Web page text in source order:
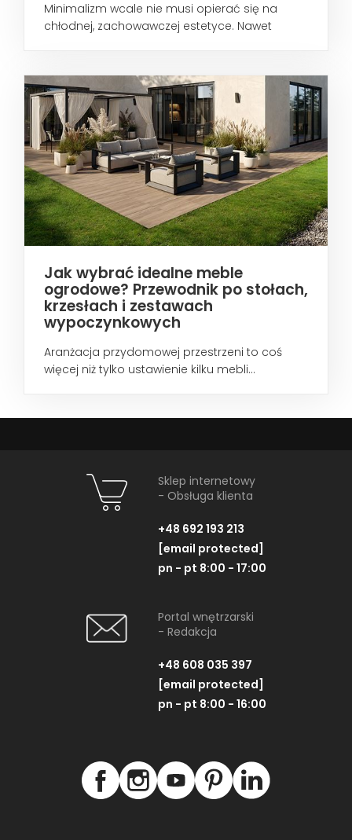
Minimalizm wcale nie musi opierać się na
chłodnej, zachowawczej estetyce. Nawet
Jak wybrać idealne meble
ogrodowe? Przewodnik po stołach,
krzesłach i zestawach
wypoczynkowych
Aranżacja przydomowej przestrzeni to coś
więcej niż tylko ustawienie kilku mebli...
Sklep internetowy
- Obsługa klienta
+48 692 193 213
[email protected]
pn - pt 8:00 - 17:00
Portal wnętrzarski
- Redakcja
+48 608 035 397
[email protected]
pn - pt 8:00 - 16:00